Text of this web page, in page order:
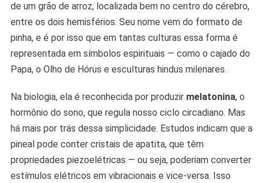
de um grão de arroz, localizada bem no centro do cérebro,
entre os dois hemisférios. Seu nome vem do formato de
pinha, e é por isso que em tantas culturas essa forma é
representada em símbolos espirituais — como o cajado do
Papa, o Olho de Hórus e esculturas hindus milenares.
Na biologia, ela é reconhecida por produzir melatonina, o
hormônio do sono, que regula nosso ciclo circadiano. Mas
há mais por trás dessa simplicidade. Estudos indicam que a
pineal pode conter cristais de apatita, que têm
propriedades piezoelétricas — ou seja, poderiam converter
estímulos elétricos em vibracionais e vice-versa. Isso